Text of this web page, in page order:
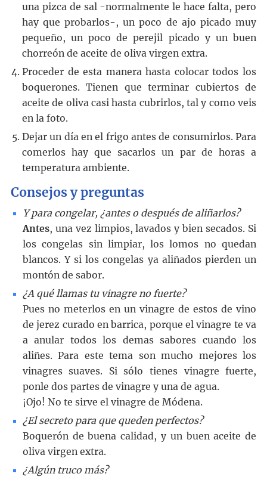
una pizca de sal -normalmente le hace falta, pero
hay que probarlos-, un poco de ajo picado muy
pequeño, un poco de perejil picado y un buen
chorreón de aceite de oliva virgen extra.
Proceder de esta manera hasta colocar todos los
boquerones. Tienen que terminar cubiertos de
aceite de oliva casi hasta cubrirlos, tal y como veis
en la foto.
Dejar un día en el frigo antes de consumirlos. Para
comerlos hay que sacarlos un par de horas a
temperatura ambiente.
Consejos y preguntas
Y para congelar, ¿antes o después de aliñarlos?
Antes, una vez limpios, lavados y bien secados. Si
los congelas sin limpiar, los lomos no quedan
blancos. Y si los congelas ya aliñados pierden un
montón de sabor.
¿A qué llamas tu vinagre no fuerte?
Pues no meterlos en un vinagre de estos de vino
de jerez curado en barrica, porque el vinagre te va
a anular todos los demas sabores cuando los
aliñes. Para este tema son mucho mejores los
vinagres suaves. Si sólo tienes vinagre fuerte,
ponle dos partes de vinagre y una de agua.
¡Ojo! No te sirve el vinagre de Módena.
¿El secreto para que queden perfectos?
Boquerón de buena calidad, y un buen aceite de
oliva virgen extra.
¿Algún truco más?